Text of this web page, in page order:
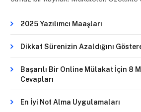
2025 Yazılımcı Maaşları
Dikkat Sürenizin Azaldığını
Başarılı Bir Online Mülakat İçin 8
Cevapları
En İyi Not Alma Uygulamaları